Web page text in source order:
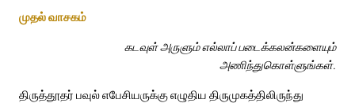
முதல் வாசகம்
கடவுள் அருளும் எல்லாப் படைக்கலன்களையும்
அணிந்துகொள்ளுங்கள்.
திருத்தூதர் பவுல் எபேசியருக்கு எழுதிய திருமுகத்திலிருந்து